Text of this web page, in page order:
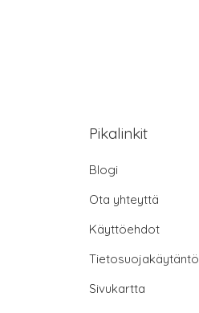
Pikalinkit
Blogi
Ota yhteyttä
Käyttöehdot
Tietosuojakäytäntö
Sivukartta